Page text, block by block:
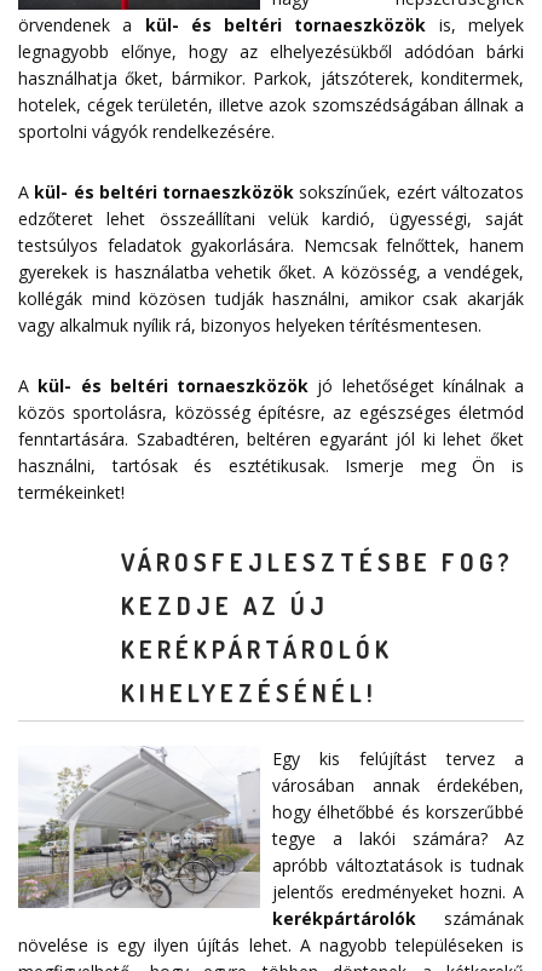
örvendenek a kül- és beltéri tornaeszközök is, melyek
legnagyobb előnye, hogy az elhelyezésükből adódóan bárki
használhatja őket, bármikor. Parkok, játszóterek, konditermek,
hotelek, cégek területén, illetve azok szomszédságában állnak a
sportolni vágyók rendelkezésére.
A kül- és beltéri tornaeszközök sokszínűek, ezért változatos
edzőteret lehet összeállítani velük kardió, ügyességi, saját
testsúlyos feladatok gyakorlására. Nemcsak felnőttek, hanem
gyerekek is használatba vehetik őket. A közösség, a vendégek,
kollégák mind közösen tudják használni, amikor csak akarják
vagy alkalmuk nyílik rá, bizonyos helyeken térítésmentesen.
A kül- és beltéri tornaeszközök jó lehetőséget kínálnak a
közös sportolásra, közösség építésre, az egészséges életmód
fenntartására. Szabadtéren, beltéren egyaránt jól ki lehet őket
használni, tartósak és esztétikusak. Ismerje meg Ön is
termékeinket!
VÁROSFEJLESZTÉSBE FOG?
KEZDJE AZ ÚJ
KERÉKPÁRTÁROLÓK
KIHELYEZÉSÉNÉL!
Egy kis felújítást tervez a
városában annak érdekében,
hogy élhetőbbé és korszerűbbé
tegye a lakói számára? Az
apróbb változtatások is tudnak
jelentős eredményeket hozni. A
kerékpártárolók számának
növelése is egy ilyen újítás lehet. A nagyobb településeken is